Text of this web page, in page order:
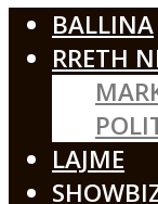
BALLINA
RRETH
LAJME